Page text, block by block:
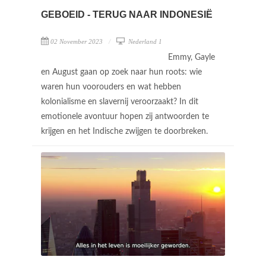
GEBOEID - TERUG NAAR INDONESIË
02 November 2023 Nederland 1
Emmy, Gayle
en August gaan op zoek naar hun roots: wie
waren hun voorouders en wat hebben
kolonialisme en slavernij veroorzaakt? In dit
emotionele avontuur hopen zij antwoorden te
krijgen en het Indische zwijgen te doorbreken.